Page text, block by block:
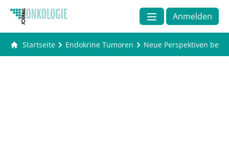
Anmelden
Startseite Endokrine Tumoren Neue Perspektiven bei